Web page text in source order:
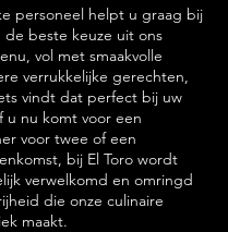
personeel helpt u graag bij
de beste keuze uit ons
vol met smaakvolle
verrukkelijke gerechten,
vindt dat perfect bij uw
u nu komt voor een
voor twee of een
bij El Toro wordt
verwelkomd en omringd
die onze culinaire
maakt.